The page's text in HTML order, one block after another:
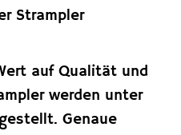
Strampler
auf Qualität und
werden unter
Genaue